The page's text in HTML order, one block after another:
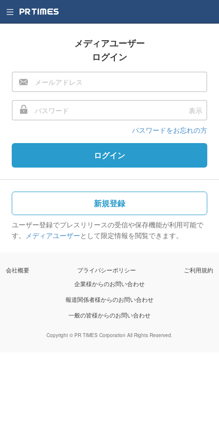
メディアユーザー
ログイン
表示
パスワードをお忘れの方
ログイン
新規登録
ユーザー登録でプレスリリースの受信や保存機能が利用可能で
す。 メディアユーザーとして限定情報を閲覧できます。
会社概要 プライバシーポリシー
ご利用規約
企業様からのお問い合わせ
報道関係者様からのお問い合わせ
一般の皆様からのお問い合わせ
Copyright © PR TIMES Corporation All Rights Reserved.